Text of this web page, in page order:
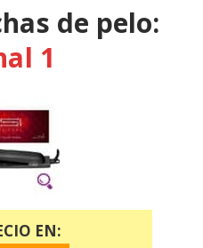
de pelo:
1
EN: